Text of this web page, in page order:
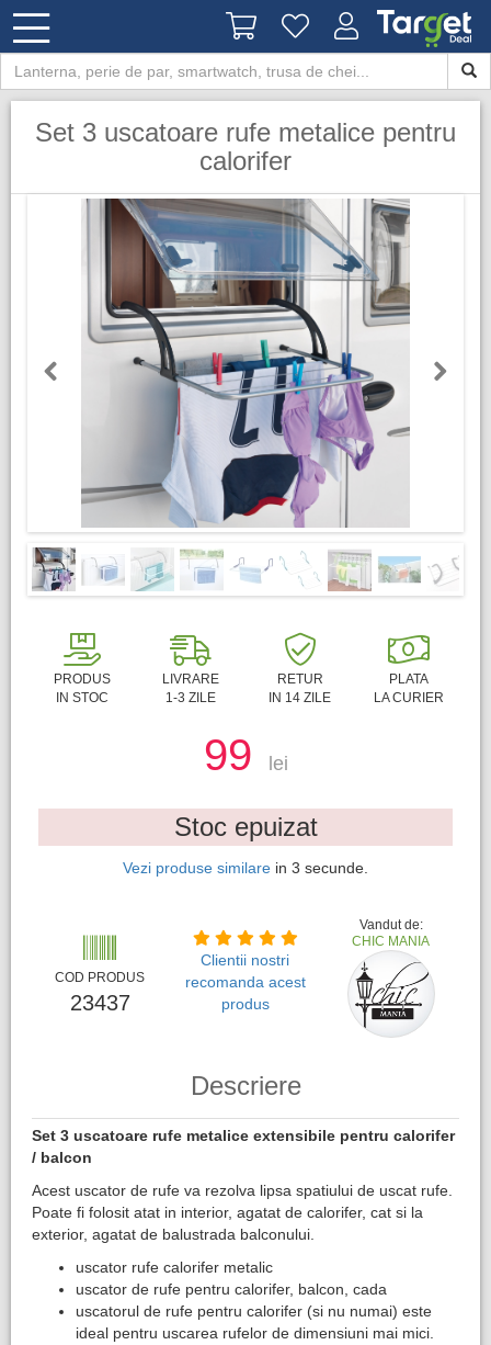
Set 3 uscatoare rufe metalice pentru
calorifer
Previous
PRODUS
IN STOC
LIVRARE
1-3 ZILE
RETUR
IN 14 ZILE
PLATA
LA CURIER
99 lei
Stoc epuizat
Vezi produse similare in 2 secunde.
COD PRODUS
23437
Clientii nostri
recomanda acest
produs
Vandut de:
CHIC MANIA
Descriere
Set 3 uscatoare rufe metalice extensibile pentru calorifer
/ balcon
Acest uscator de rufe va rezolva lipsa spatiului de uscat rufe.
Poate fi folosit atat in interior, agatat de calorifer, cat si la
exterior, agatat de balustrada balconului.
uscator rufe calorifer metalic
uscator de rufe pentru calorifer, balcon, cada
uscatorul de rufe pentru calorifer (si nu numai) este
ideal pentru uscarea rufelor de dimensiuni mai mici.